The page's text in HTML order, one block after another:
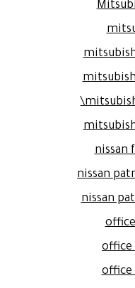
nissan
nissan
nissan
office
office